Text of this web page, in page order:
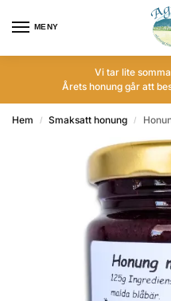
MENY
Vi tar lite
Årets honung går att
Hem / Smaksatt honung /